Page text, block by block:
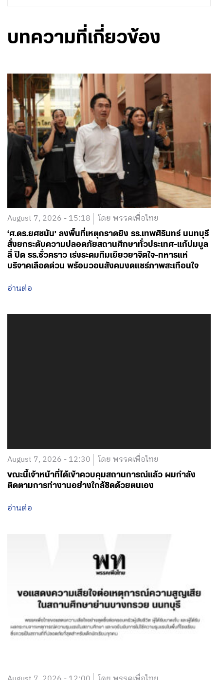
บทความที่เกี่ยวข้อง
August 7, 2026 - 15:18 โดย พรรคเพื่อไทย
‘ศ.ดร.ยศชนัน’ ลงพื้นที่เหตุกราดยิง รร.เทพศิรินทร์ นนทบุรี
สั่งยกระดับความปลอดภัยสถานศึกษาทั่วประเทศ-แก้ปมบูล
ลี่ ปิด รร.ชั่วคราว เร่งระดมทีมเยียวยาจิตใจ-ทหารแห่
บริจาคเลือดด่วน พร้อมวอนสังคมงดแชร์ภาพสะเทือนใจ
อ่านต่อ
August 7, 2026 - 12:30 โดย พรรคเพื่อไทย
ขณะนี้เจ้าหน้าที่ได้เข้าควบคุมสถานการณ์แล้ว ผมกำลัง
ติดตามการทำงานอย่างใกล้ชิดด้วยตนเอง
อ่านต่อ